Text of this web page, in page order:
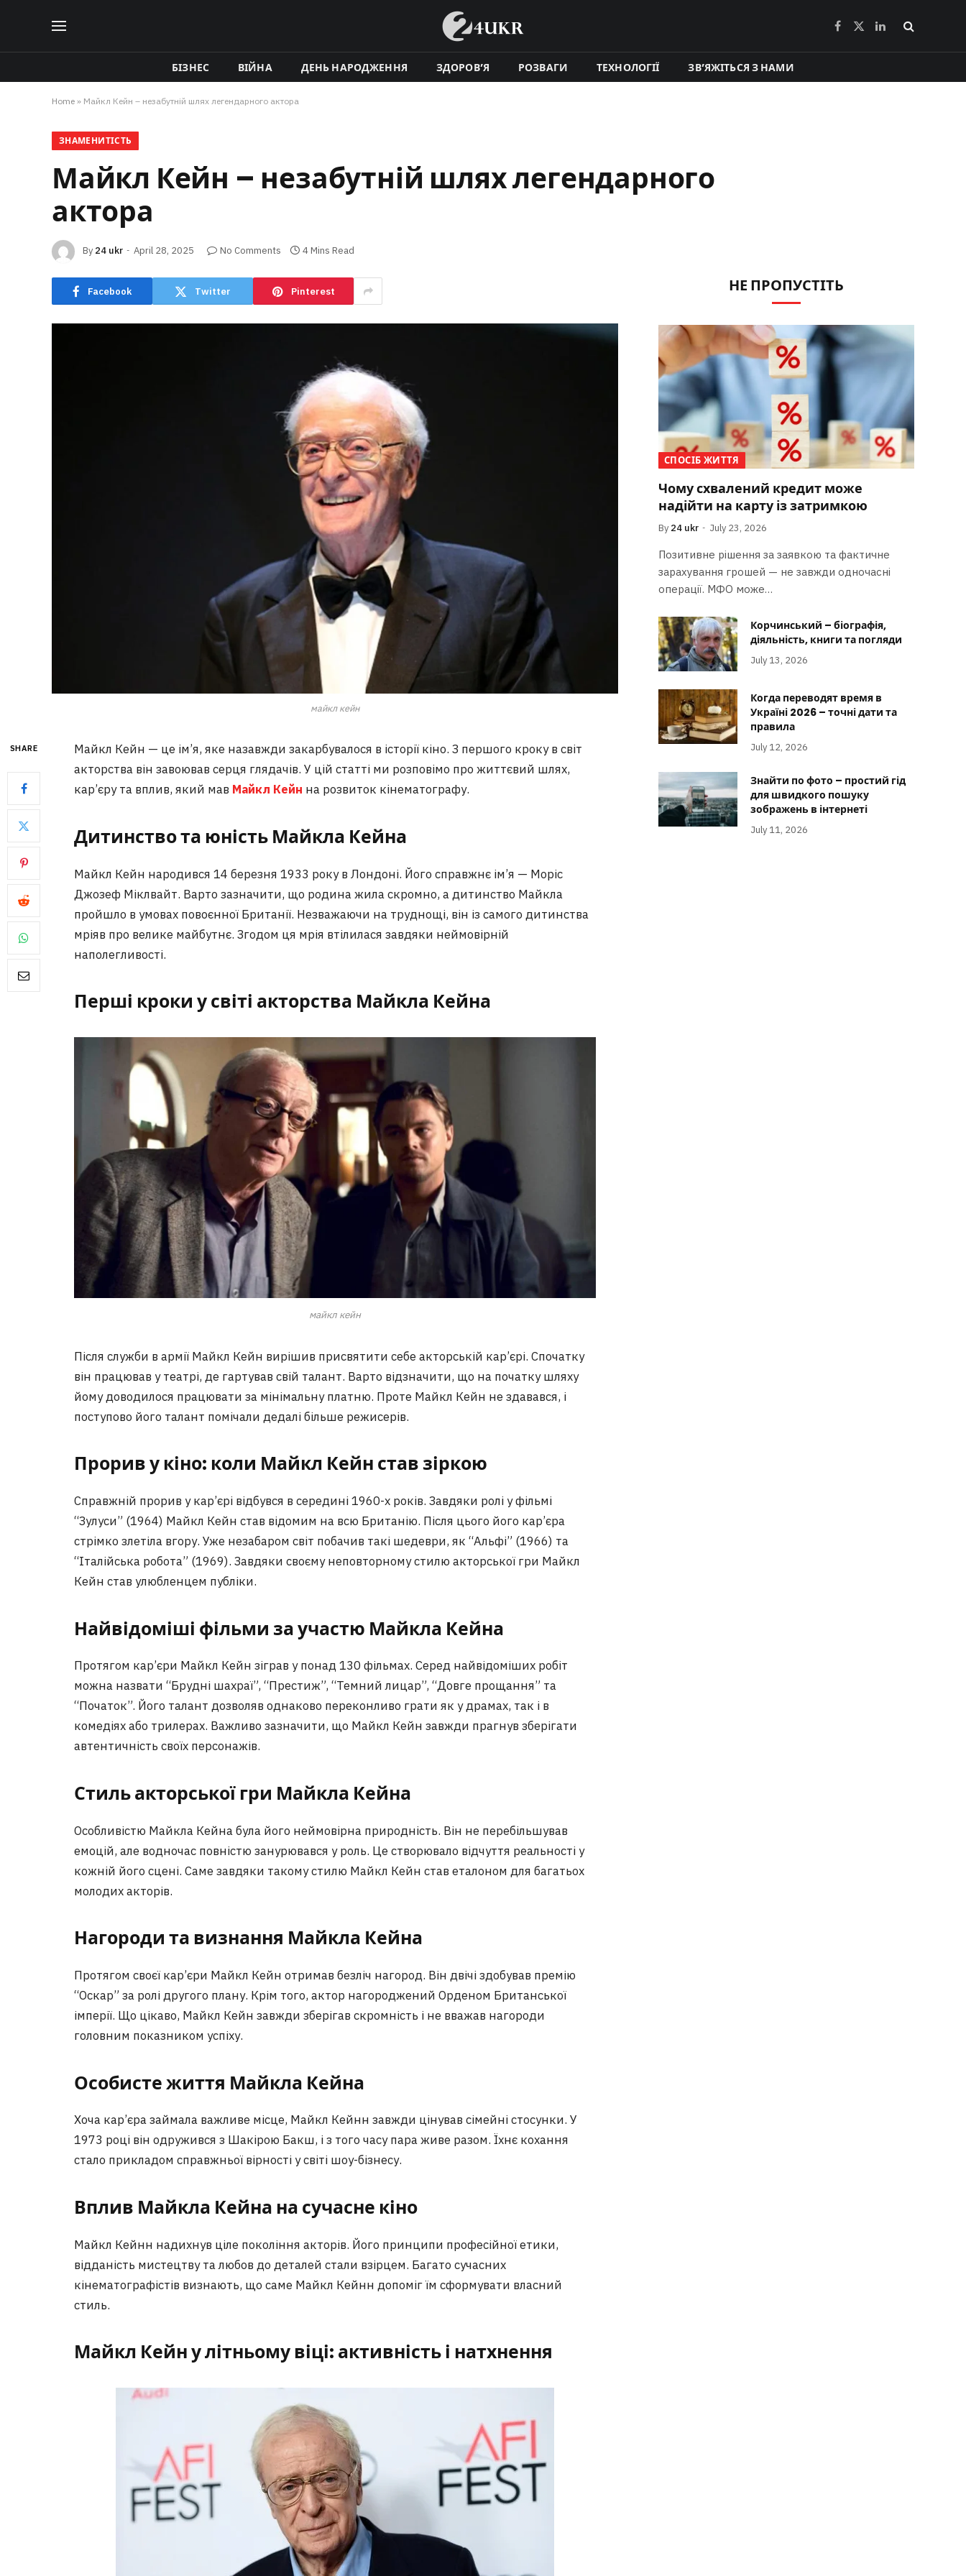
Facebook
X
LinkedIn
БІЗНЕС ВІЙНА ДЕНЬ НАРОДЖЕННЯ ЗДОРОВ’Я РОЗВАГИ ТЕХНОЛОГІЇ ЗВ’ЯЖІТЬСЯ З НАМИ
Home » Майкл Кейн – незабутній шлях легендарного актора
ЗНАМЕНИТІСТЬ
Майкл Кейн – незабутній шлях легендарного
актора
By 24 ukr April 28, 2025 No Comments 4 Mins Read
Facebook Twitter Pinterest
майкл кейн
SHARE
Майкл Кейн — це ім’я, яке назавжди закарбувалося в історії кіно. З першого кроку в світ
акторства він завоював серця глядачів. У цій статті ми розповімо про життєвий шлях,
кар’єру та вплив, який мав Майкл Кейн на розвиток кінематографу.
Дитинство та юність Майкла Кейна
Майкл Кейн народився 14 березня 1933 року в Лондоні. Його справжнє ім’я — Моріс
Джозеф Міклвайт. Варто зазначити, що родина жила скромно, а дитинство Майкла
пройшло в умовах повоєнної Британії. Незважаючи на труднощі, він із самого дитинства
мріяв про велике майбутнє. Згодом ця мрія втілилася завдяки неймовірній
наполегливості.
Перші кроки у світі акторства Майкла Кейна
майкл кейн
Після служби в армії Майкл Кейн вирішив присвятити себе акторській кар’єрі. Спочатку
він працював у театрі, де гартував свій талант. Варто відзначити, що на початку шляху
йому доводилося працювати за мінімальну платню. Проте Майкл Кейн не здавався, і
поступово його талант помічали дедалі більше режисерів.
Прорив у кіно: коли Майкл Кейн став зіркою
Справжній прорив у кар’єрі відбувся в середині 1960-х років. Завдяки ролі у фільмі
“Зулуси” (1964) Майкл Кейн став відомим на всю Британію. Після цього його кар’єра
стрімко злетіла вгору. Уже незабаром світ побачив такі шедеври, як “Альфі” (1966) та
“Італійська робота” (1969). Завдяки своєму неповторному стилю акторської гри Майкл
Кейн став улюбленцем публіки.
Найвідоміші фільми за участю Майкла Кейна
Протягом кар’єри Майкл Кейн зіграв у понад 130 фільмах. Серед найвідоміших робіт
можна назвати “Брудні шахраї”, “Престиж”, “Темний лицар”, “Довге прощання” та
“Початок”. Його талант дозволяв однаково переконливо грати як у драмах, так і в
комедіях або трилерах. Важливо зазначити, що Майкл Кейн завжди прагнув зберігати
автентичність своїх персонажів.
Стиль акторської гри Майкла Кейна
Особливістю Майкла Кейна була його неймовірна природність. Він не перебільшував
емоцій, але водночас повністю занурювався у роль. Це створювало відчуття реальності у
кожній його сцені. Саме завдяки такому стилю Майкл Кейн став еталоном для багатьох
молодих акторів.
Нагороди та визнання Майкла Кейна
Протягом своєї кар’єри Майкл Кейн отримав безліч нагород. Він двічі здобував премію
“Оскар” за ролі другого плану. Крім того, актор нагороджений Орденом Британської
імперії. Що цікаво, Майкл Кейн завжди зберігав скромність і не вважав нагороди
головним показником успіху.
Особисте життя Майкла Кейна
Хоча кар’єра займала важливе місце, Майкл Кейнн завжди цінував сімейні стосунки. У
1973 році він одружився з Шакірою Бакш, і з того часу пара живе разом. Їхнє кохання
стало прикладом справжньої вірності у світі шоу-бізнесу.
Вплив Майкла Кейна на сучасне кіно
Майкл Кейнн надихнув ціле покоління акторів. Його принципи професійної етики,
відданість мистецтву та любов до деталей стали взірцем. Багато сучасних
кінематографістів визнають, що саме Майкл Кейнн допоміг їм сформувати власний
стиль.
Майкл Кейн у літньому віці: активність і натхнення
НЕ ПРОПУСТІТЬ
СПОСІБ ЖИТТЯ
Чому схвалений кредит може
надійти на карту із затримкою
By 24 ukr July 23, 2026
Позитивне рішення за заявкою та фактичне
зарахування грошей — не завжди одночасні
операції. МФО може…
Корчинський – біографія,
діяльність, книги та погляди
July 13, 2026
Когда переводят время в
Україні 2026 – точні дати та
правила
July 12, 2026
Знайти по фото – простий гід
для швидкого пошуку
зображень в інтернеті
July 11, 2026